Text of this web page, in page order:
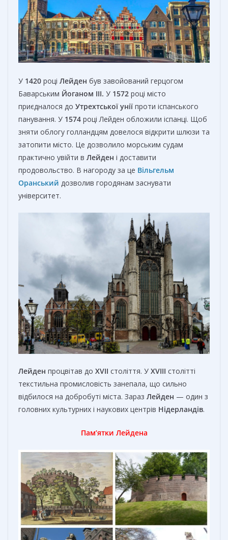
У 1420 році Лейден був завойований герцогом
Баварським Йоганом III. У 1572 році місто
приєдналося до Утрехтської унії проти іспанського
панування. У 1574 році Лейден обложили іспанці. Щоб
зняти облогу голландцям довелося відкрити шлюзи та
затопити місто. Це дозволило морським судам
практично увійти в Лейден і доставити
продовольство. В нагороду за це Вільгельм
Оранський дозволив городянам заснувати
університет.
Лейден процвітав до XVII століття. У XVIII столітті
текстильна промисловість занепала, що сильно
відбилося на добробуті міста. Зараз Лейден — один з
головних культурних і наукових центрів Нідерландів.
Пам’ятки Лейдена